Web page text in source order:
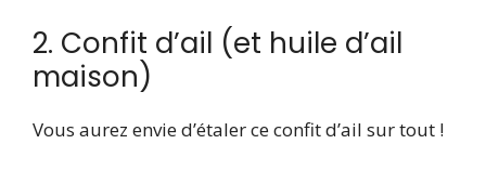
2. Confit d’ail (et huile d’ail
maison)
Vous aurez envie d’étaler ce confit d’ail sur tout !